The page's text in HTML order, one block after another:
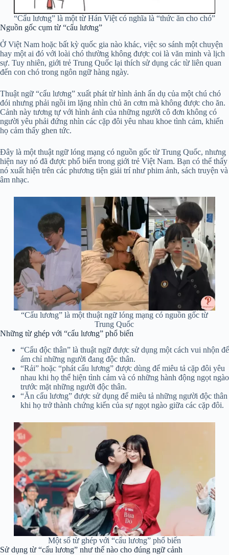
“Cẩu lương” là một từ Hán Việt có nghĩa là “thức ăn cho chó”
Nguồn gốc cụm từ “cẩu lương”
Ở Việt Nam hoặc bất kỳ quốc gia nào khác, việc so sánh một chuyện
hay một ai đó với loài chó thường không được coi là văn minh và lịch
sự. Tuy nhiên, giới trẻ Trung Quốc lại thích sử dụng các từ liên quan
đến con chó trong ngôn ngữ hàng ngày.
Thuật ngữ “cẩu lương” xuất phát từ hình ảnh ẩn dụ của một chú chó
đói nhưng phải ngồi im lặng nhìn chủ ăn cơm mà không được cho ăn.
Cảnh này tương tự với hình ảnh của những người cô đơn không có
người yêu phải đứng nhìn các cặp đôi yêu nhau khoe tình cảm, khiến
họ cảm thấy ghen tức.
Đây là một thuật ngữ lóng mạng có nguồn gốc từ Trung Quốc, nhưng
hiện nay nó đã được phổ biến trong giới trẻ Việt Nam. Bạn có thể thấy
nó xuất hiện trên các phương tiện giải trí như phim ảnh, sách truyện và
âm nhạc.
“Cẩu lương” là một thuật ngữ lóng mạng có nguồn gốc từ
Trung Quốc
Những từ ghép với “cẩu lương” phổ biến
“Cẩu độc thân” là thuật ngữ được sử dụng một cách vui nhộn để
ám chỉ những người đang độc thân.
“Rải” hoặc “phát cẩu lương” được dùng để miêu tả cặp đôi yêu
nhau khi họ thể hiện tình cảm và có những hành động ngọt ngào
trước mặt những người độc thân.
“Ăn cẩu lương” được sử dụng để miêu tả những người độc thân
khi họ trở thành chứng kiến của sự ngọt ngào giữa các cặp đôi.
Một số từ ghép với “cẩu lương” phổ biến
Sử dụng từ “cẩu lương” như thế nào cho đúng ngữ cảnh